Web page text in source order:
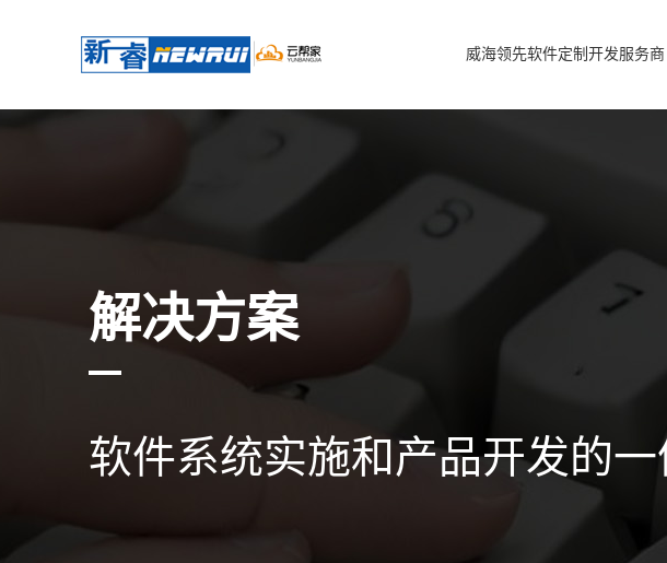
威海领先软件定制开发服务商
解决方案
软件系统实施和产品开发的